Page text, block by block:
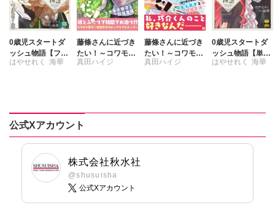
0歳児スタートダ
ッシュ物語【フル
カラー版】【単行
はやせれく 海華
藤條さんに近づき
たい！～コワモテ
男子と同居生活～
真田ハイジ
藤條さんに近づき
たい！～コワモテ
男子と同居生活～
真田ハイジ
0歳児スタートダ
ッシュ物語【単行
本版】9
はやせれく 海華
公式Xアカウント
株式会社秋水社
@shusuisha
公式Xアカウント